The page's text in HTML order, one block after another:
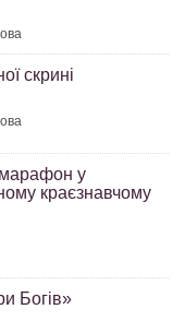
скрині
у
краєзнавчому
Богів»